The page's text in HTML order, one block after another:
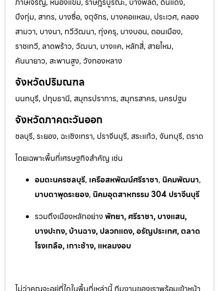
บึงกุ่ม, สาทร, บางซื่อ, จตุจักร, บางคอแหลม, ประเวศ, คลอง
สามวา, บางนา, ทวีวัฒนา, ทุ่งครุ, บางบอน, ดอนเมือง,
ราชเทวี, ลาดพร้าว, วัฒนา, บางแค, หลักสี่, สายไหม,
คันนายาว, สะพานสูง, วังทองหลาง
จังหวัดปริมณฑล
นนทบุรี, ปทุมธานี, สมุทรปราการ, สมุทรสาคร, นครปฐม
จังหวัดภาคตะวันออก
ชลบุรี, ระยอง, ฉะเชิงเทรา, ปราจีนบุรี, สระแก้ว, จันทบุรี, ตราด
โดยเฉพาะพื้นที่เศรษฐกิจสำคัญ เช่น
อมตะนครชลบุรี, เครือสหพัฒน์ศรีราชา, นิคมพัฒนา,
มาบตาพุดระยอง, นิคมอุตสาหกรรม 304 ปราจีนบุรี
รวมถึงเมืองหลักอย่าง พัทยา, ศรีราชา, บางแสน,
บางปะกง, บ้านฉาง, ปลวกแดง, อรัญประเทศ, ตลาด
โรงเกลือ, เกาะช้าง, แหลมงอบ